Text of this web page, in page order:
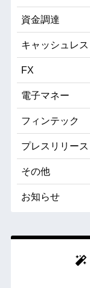
資金調達
キャッシュレス
FX
電子マネー
フィンテック
プレスリリース
その他
お知らせ